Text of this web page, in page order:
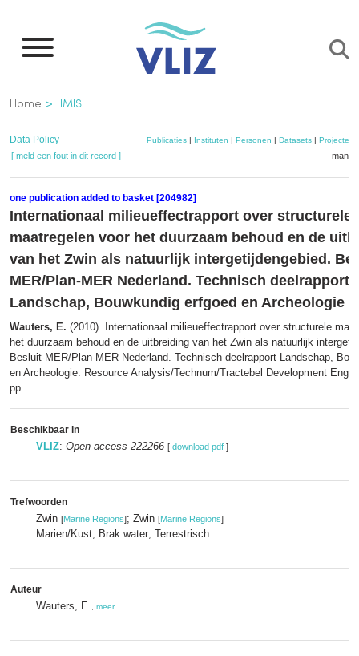
naar
inhoud
gaan
Kruimelpad
Home IMIS
Data Policy Publicaties | Instituten | Personen | Datasets | Projecten
[ meld een fout in dit record ]
one publication added to basket [204982]
Internationaal milieueffectrapport over structurele
maatregelen voor het duurzaam behoud en de
van het Zwin als natuurlijk intergetijdengebied.
MER/Plan-MER Nederland. Technisch deelrapport
Landschap, Bouwkundig erfgoed en Archeologie
Wauters, E. (2010). Internationaal milieueffectrapport over structurele
het duurzaam behoud en de uitbreiding van het Zwin als natuurlijk
Besluit-MER/Plan-MER Nederland. Technisch deelrapport Landschap,
en Archeologie. Resource Analysis/Technum/Tractebel Development
pp.
Beschikbaar in
VLIZ: Open access 222266 [ download pdf ]
Trefwoorden
Zwin [Marine Regions]; Zwin [Marine Regions]
Marien/Kust; Brak water; Terrestrisch
Auteur
Wauters, E. meer